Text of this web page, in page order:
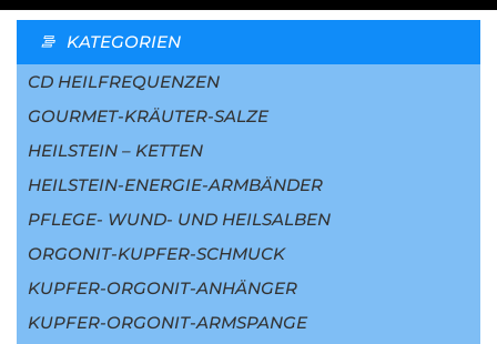
KATEGORIEN
CD HEILFREQUENZEN
GOURMET-KRÄUTER-SALZE
HEILSTEIN – KETTEN
HEILSTEIN-ENERGIE-ARMBÄNDER
PFLEGE- WUND- UND HEILSALBEN
ORGONIT-KUPFER-SCHMUCK
KUPFER-ORGONIT-ANHÄNGER
KUPFER-ORGONIT-ARMSPANGE